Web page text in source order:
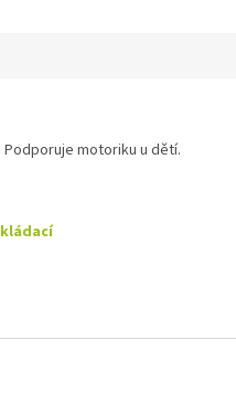
Podporuje motoriku u dětí.